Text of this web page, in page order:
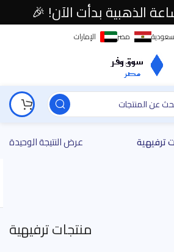
مصر الإمارات
ترفيهية عرض النتيجة الوحيدة
منتجات ترفيهية
الذهبية بدأت الآن! 🎉